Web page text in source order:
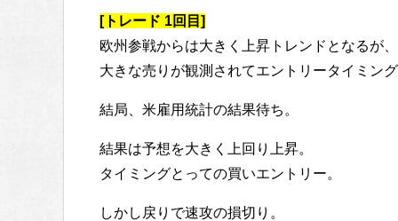
[トレード 1回目]
欧州参戦からは大きく上昇トレンドとなるが、
大きな売りが観測されてエントリータイミン
結局、米雇用統計の結果待ち。
結果は予想を大きく上回り上昇。
タイミングとっての買いエントリー。
しかし戻りで速攻の損切り。